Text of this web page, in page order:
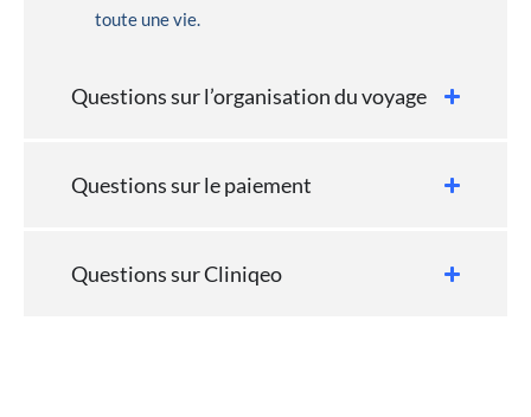
toute une vie.
Questions sur l’organisation du voyage
Questions sur le paiement
Questions sur Cliniqeo